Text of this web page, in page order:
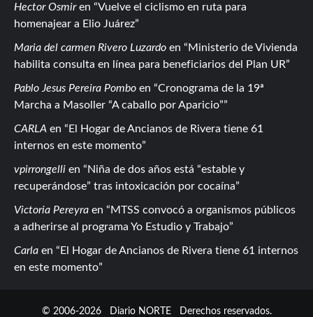
Hector Osmiren
Vuelve el ciclismo en ruta para
homenajear a Elio Juárez
Maria del carmen Rivero Luzardo en
Ministerio de Vivienda
habilita consulta en línea para beneficiarios del Plan UR
Pablo Jesus Pereira Pombo en
Cronograma de la 19ª
Marcha a Masoller “A caballo por Aparicio”
CARLA en
El Hogar de Ancianos de Rivera tiene 61
internos en este momento
vpirrongelli en
Niña de dos años está “estable y
recuperándose” tras intoxicación por cocaína
Victoria Pereyra en
MTSS convocó a organismos públicos
a adherirse al programa Yo Estudio y Trabajo
Carla en
El Hogar de Ancianos de Rivera tiene 61 internos
en este momento
© 2006-2026 Diario NORTE Derechos reservados.